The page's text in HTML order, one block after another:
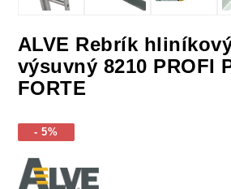
ALVE Rebrík
výsuvný 8210 PROFI
FORTE
- 5%